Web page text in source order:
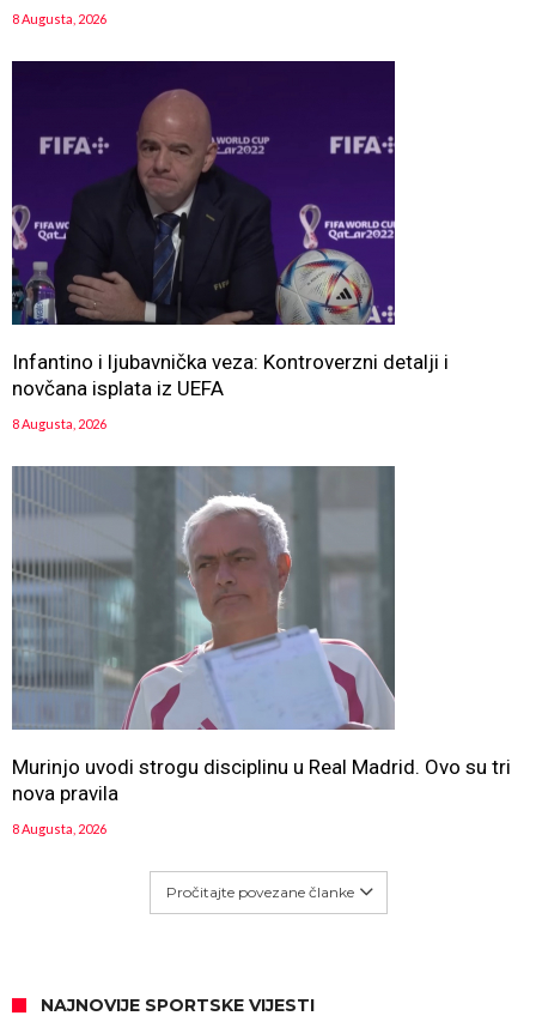
8 Augusta, 2026
Infantino i ljubavnička veza: Kontroverzni detalji i
novčana isplata iz UEFA
8 Augusta, 2026
Murinjo uvodi strogu disciplinu u Real Madrid. Ovo su tri
nova pravila
8 Augusta, 2026
Pročitajte povezane članke
NAJNOVIJE SPORTSKE VIJESTI